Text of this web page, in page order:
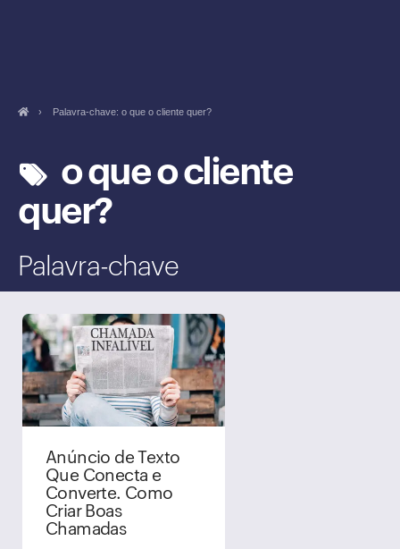
› Palavra-chave: o que o cliente quer?
o que o cliente
quer?
Palavra-chave
Anúncio de Texto
Que Conecta e
Converte. Como
Criar Boas
Chamadas